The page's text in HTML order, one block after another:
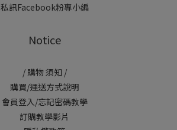
私訊Facebook粉專小編
Notice
/ 購物 須知 /
購買/運送方式說明
會員登入/忘記密碼教學
訂購教學影片